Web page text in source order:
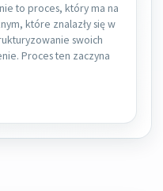
to proces, który ma na
które znalazły się w
swoich
Proces ten zaczyna